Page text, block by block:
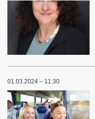
01.03.2024 – 11:30